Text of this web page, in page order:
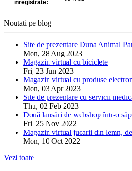
Noutati pe blog
Site de prezentare Duna Animal
Mon, 28 Aug 2023
Magazin virtual cu biciclete
Fri, 23 Jun 2023
Magazin virtual cu produse
Mon, 03 Apr 2023
Site de prezentare cu servicii
Thu, 02 Feb 2023
Două lansări de webshop într-o
Fri, 25 Nov 2022
Magazin virtual jucarii din lemn,
Mon, 10 Oct 2022
Vezi toate